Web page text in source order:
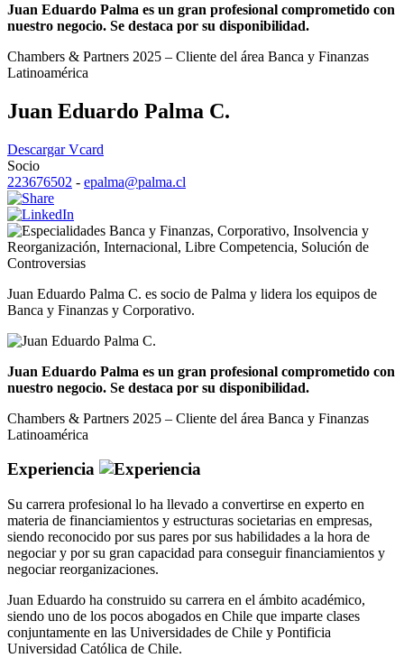
Juan Eduardo Palma es un gran profesional comprometido con
nuestro negocio. Se destaca por su disponibilidad.
Chambers & Partners 2025 – Cliente del área Banca y Finanzas
Latinoamérica
Juan Eduardo Palma C.
Descargar Vcard
Socio
223676502 - epalma@palma.cl
Banca y Finanzas, Corporativo, Insolvencia y
Reorganización, Internacional, Libre Competencia, Solución de
Controversias
Juan Eduardo Palma C. es socio de Palma y lidera los equipos de
Banca y Finanzas y Corporativo.
Juan Eduardo Palma es un gran profesional comprometido con
nuestro negocio. Se destaca por su disponibilidad.
Chambers & Partners 2025 – Cliente del área Banca y Finanzas
Latinoamérica
Experiencia
Su carrera profesional lo ha llevado a convertirse en experto en
materia de financiamientos y estructuras societarias en empresas,
siendo reconocido por sus pares por sus habilidades a la hora de
negociar y por su gran capacidad para conseguir financiamientos y
negociar reorganizaciones.
Juan Eduardo ha construido su carrera en el ámbito académico,
siendo uno de los pocos abogados en Chile que imparte clases
conjuntamente en las Universidades de Chile y Pontificia
Universidad Católica de Chile.